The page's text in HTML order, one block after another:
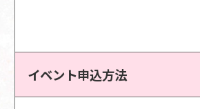
イベント申込方法